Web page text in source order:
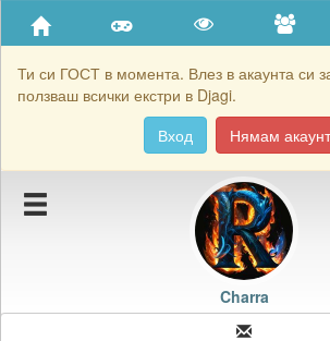
Ти си ГОСТ в момента. Влез в акаунта си
ползваш всички екстри в Djagi.
Вход
Нямам акаунт
Приятели
Хронология на игри
Подаръците на Charra
Картичките на Charra
Charra